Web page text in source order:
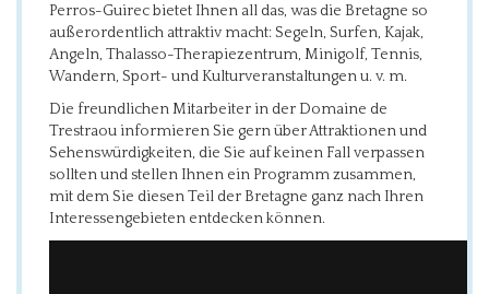
Perros-Guirec bietet Ihnen all das, was die Bretagne so
außerordentlich attraktiv macht: Segeln, Surfen, Kajak,
Angeln, Thalasso-Therapiezentrum, Minigolf, Tennis,
Wandern, Sport- und Kulturveranstaltungen u. v. m.
Die freundlichen Mitarbeiter in der Domaine de
Trestraou informieren Sie gern über Attraktionen und
Sehenswürdigkeiten, die Sie auf keinen Fall verpassen
sollten und stellen Ihnen ein Programm zusammen,
mit dem Sie diesen Teil der Bretagne ganz nach Ihren
Interessengebieten entdecken können.